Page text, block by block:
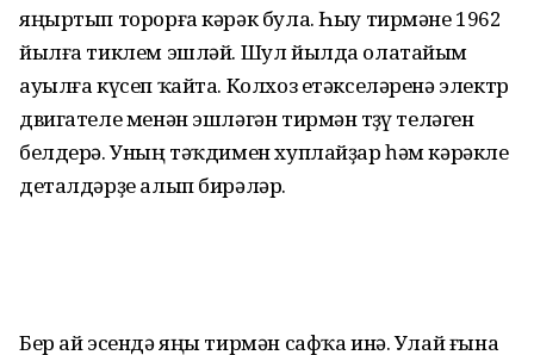
яңыртып торорға кәрәк була. Һыу тирмәне 1962
йылға тиклем эшләй. Шул йылда олатайым
ауылға күсеп ҡайта. Колхоз етәкселәренә электр
двигателе менән эшләгән тирмән төҙөү теләген
белдерә. Уның тәҡдимен хуплайҙар һәм кәрәкле
деталдәрҙе алып бирәләр.
Бер ай эсендә яңы тирмән сафҡа инә. Улай ғына